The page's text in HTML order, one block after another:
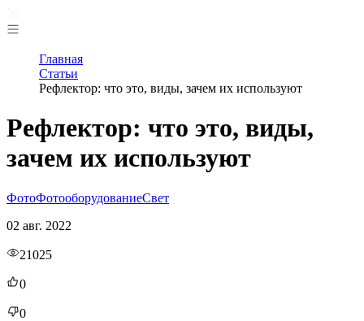
Главная
Статьи
Рефлектор: что это, виды, зачем их используют
Рефлектор: что это, виды,
зачем их используют
ФотоФотооборудованиеСвет
02 авг. 2022
21025
0
0